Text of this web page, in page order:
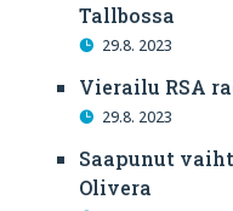
Tallbossa
29.8. 2023
Vierailu RSA
29.8. 2023
Saapunut
Olivera